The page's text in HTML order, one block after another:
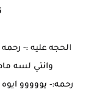
الحجه عليه :-
وانتي لسه
رحمه:- يووووو